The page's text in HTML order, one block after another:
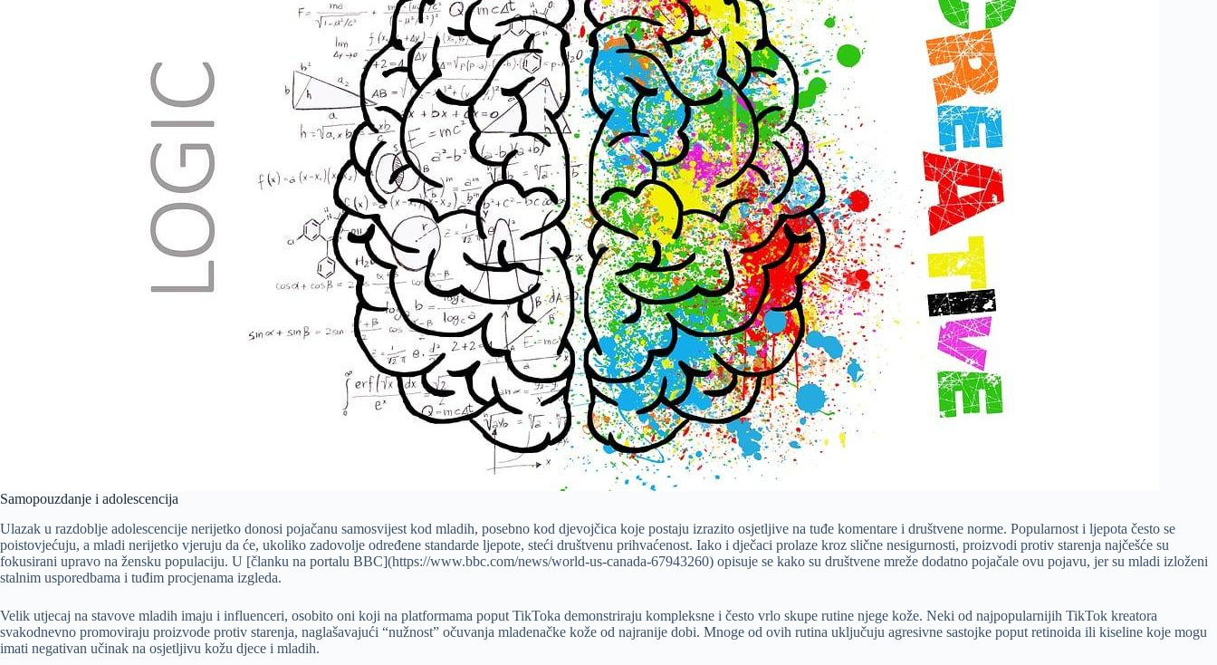
Samopouzdanje i adolescencija
Ulazak u razdoblje adolescencije nerijetko donosi pojačanu samosvijest kod mladih, posebno kod djevojčica koje postaju izrazito osjetljive na tuđe komentare i društvene norme. Popularnost i ljepota često se
poistovjećuju, a mladi nerijetko vjeruju da će, ukoliko zadovolje određene standarde ljepote, steći društvenu prihvaćenost. Iako i dječaci prolaze kroz slične nesigurnosti, proizvodi protiv starenja najčešće su
fokusirani upravo na žensku populaciju. U [članku na portalu BBC](https://www.bbc.com/news/world-us-canada-67943260) opisuje se kako su društvene mreže dodatno pojačale ovu pojavu, jer su mladi izloženi
stalnim usporedbama i tuđim procjenama izgleda.
Velik utjecaj na stavove mladih imaju i influenceri, osobito oni koji na platformama poput TikToka demonstriraju kompleksne i često vrlo skupe rutine njege kože. Neki od najpopularnijih TikTok kreatora
svakodnevno promoviraju proizvode protiv starenja, naglašavajući “nužnost” očuvanja mladenačke kože od najranije dobi. Mnoge od ovih rutina uključuju agresivne sastojke poput retinoida ili kiseline koje mogu
imati negativan učinak na osjetljivu kožu djece i mladih.